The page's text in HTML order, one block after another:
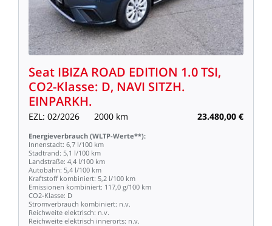
Seat IBIZA ROAD EDITION 1.0TSI,
CO2-Klasse: D, NAVI SITZH.
EINPARKH.
EZL: 02/2026 2000 km 23.480,00 €
Energieverbrauch (WLTP-Werte**):
Innenstadt: 6,7 l/100 km
Stadtrand: 5,1 l/100 km
Landstraße: 4,4 l/100 km
Autobahn: 5,4 l/100 km
Kraftstoff kombiniert: 5,2 l/100 km
Emissionen kombiniert: 117,0 g/100 km
CO2-Klasse: D
Stromverbrauch kombiniert: n.v.
Reichweite elektrisch: n.v.
Reichweite elektrisch innerorts: n.v.